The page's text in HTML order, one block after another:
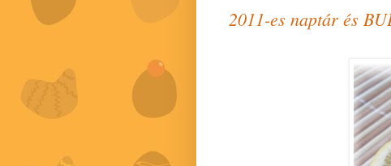
2011-es naptár és